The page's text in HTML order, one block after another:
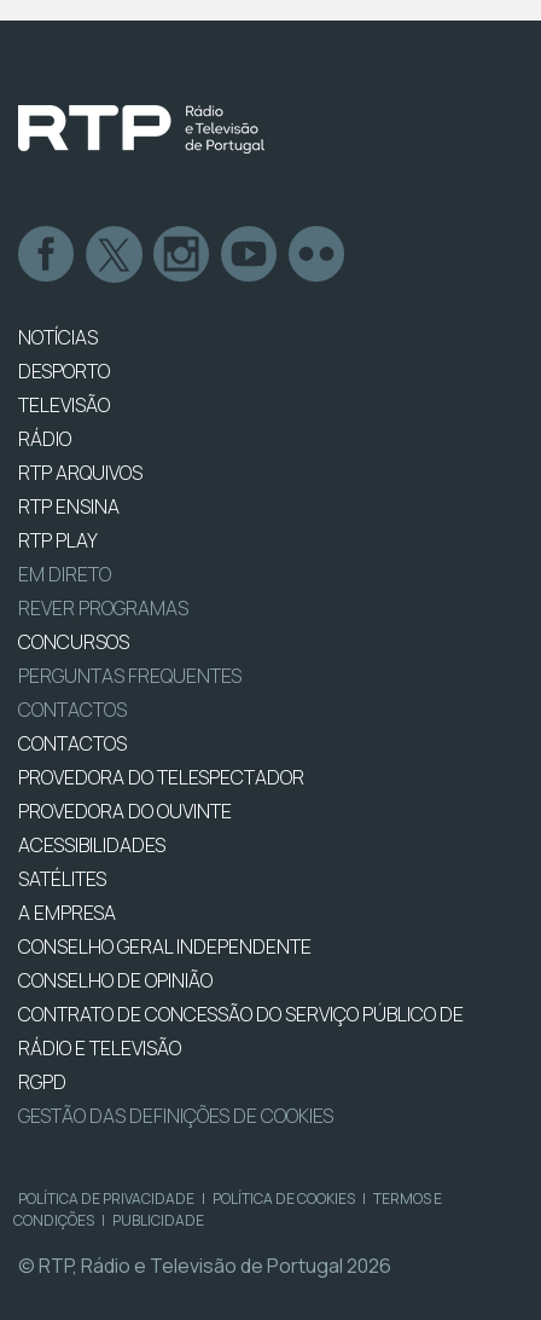
NOTÍCIAS
DESPORTO
TELEVISÃO
RÁDIO
RTP ARQUIVOS
RTP ENSINA
RTP PLAY
EM DIRETO
REVER PROGRAMAS
CONCURSOS
PERGUNTAS FREQUENTES
CONTACTOS
CONTACTOS
PROVEDORA DO TELESPECTADOR
PROVEDORA DO OUVINTE
ACESSIBILIDADES
SATÉLITES
A EMPRESA
CONSELHO GERAL INDEPENDENTE
CONSELHO DE OPINIÃO
CONTRATO DE CONCESSÃO DO SERVIÇO PÚBLICO DE
RÁDIO E TELEVISÃO
RGPD
GESTÃO DAS DEFINIÇÕES DE COOKIES
POLÍTICA DE PRIVACIDADE | POLÍTICA DE COOKIES | TERMOS E
CONDIÇÕES | PUBLICIDADE
© RTP, Rádio e Televisão de Portugal 2026